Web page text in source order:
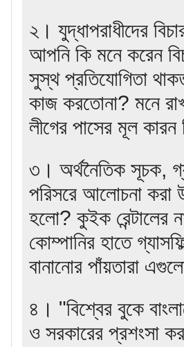
২। যুদ্ধাপরাধীদের
আপনি কি মনে করেন
সুস্থ প্রতিযোগিতা
কাজ করতোনা? মনে
লীগের পাসের মূল
৩। অর্থনৈতিক সূচক,
পরিসরে আলোচনা করা
হলো? কুইক রেন্টালের
কোম্পানির হাতে
বানানোর পাঁয়তারা
৪। "বিশ্বের বুকে
ও সরকারের প্রশংসা